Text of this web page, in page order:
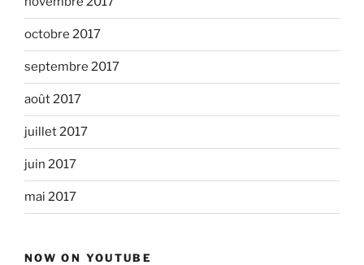
octobre 2017
septembre 2017
août 2017
juillet 2017
juin 2017
mai 2017
NOW ON YOUTUBE